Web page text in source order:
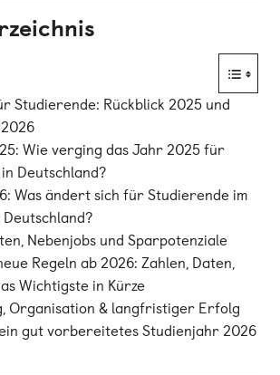
Studierende: Rückblick 2025 und
Wie verging das Jahr 2025 für
Deutschland?
Was ändert sich für Studierende im
Nebenjobs und Sparpotenziale
Regeln ab 2026: Zahlen, Daten,
Wichtigste in Kürze
Organisation & langfristiger Erfolg
gut vorbereitetes Studienjahr 2026